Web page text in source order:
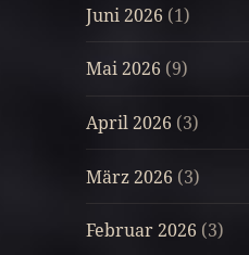
Juni 2026 (1)
Mai 2026 (9)
April 2026 (3)
März 2026 (3)
Februar 2026 (3)